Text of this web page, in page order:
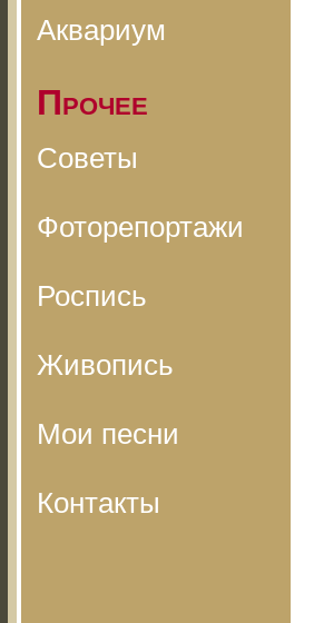
Аквариум
Прочее
Советы
Фоторепортажи
Роспись
Живопись
Мои песни
Контакты